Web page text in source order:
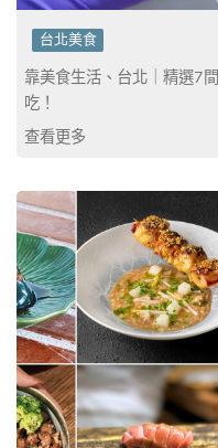
台北美食
靠美食生活、台北｜精選7
吃！
查看更多